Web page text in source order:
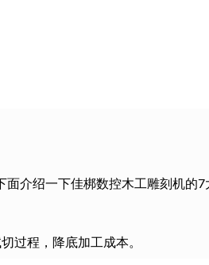
介绍一下佳梆数控木工雕刻机的
过程，降底加工成本。